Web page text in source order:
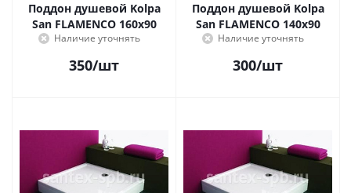
Поддон душевой Kolpa
San FLAMENCO 160х90
Наличие уточнять
350/шт
Поддон душевой Kolpa
San FLAMENCO 140х90
Наличие уточнять
300/шт